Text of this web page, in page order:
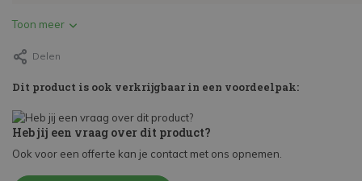
Toon meer
Delen
Dit product is ook verkrijgbaar in een voordeelpak:
Heb jij een vraag over dit product?
Ook voor een offerte kan je contact met ons opnemen.